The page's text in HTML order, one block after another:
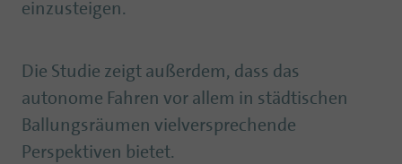
einzusteigen.
Die Studie zeigt außerdem, dass das
autonome Fahren vor allem in städtischen
Ballungsräumen vielversprechende
Perspektiven bietet.